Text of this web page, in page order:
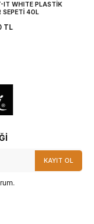
IT WHITE PLASTİK
SEPETİ 40L
TL
KAYIT OL